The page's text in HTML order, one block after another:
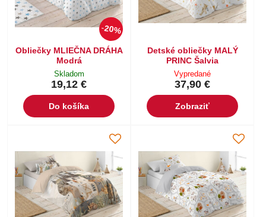
20%
Obliečky MLIEČNA DRÁHA
Modrá
Skladom
19,12 €
Do košíka
Detské obliečky MALÝ
PRINC Šalvia
Vypredané
37,90 €
Zobraziť